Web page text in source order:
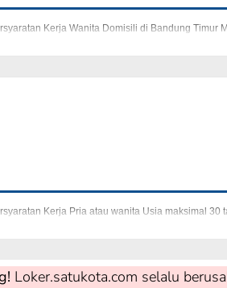
Kerja Wanita Domisili di Bandung Timur
Kerja Pria atau wanita Usia maksimal
Loker.satukota.com selalu